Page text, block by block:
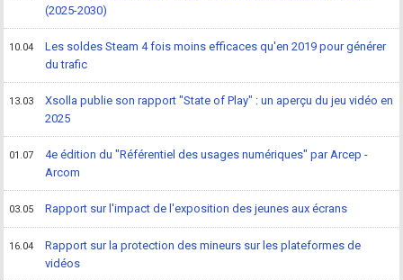
(2025-2030)
10.04
Les soldes Steam 4 fois moins efficaces qu'en 2019 pour générer
du trafic
13.03
Xsolla publie son rapport "State of Play" : un aperçu du jeu vidéo en
2025
01.07
4e édition du "Référentiel des usages numériques" par Arcep -
Arcom
03.05 Rapport sur l'impact de l'exposition des jeunes aux écrans
16.04
Rapport sur la protection des mineurs sur les plateformes de
vidéos